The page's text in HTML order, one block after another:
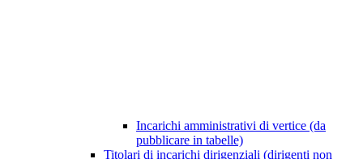
Incarichi amministrativi di vertice (da
pubblicare in tabelle)
Titolari di incarichi dirigenziali (dirigenti non